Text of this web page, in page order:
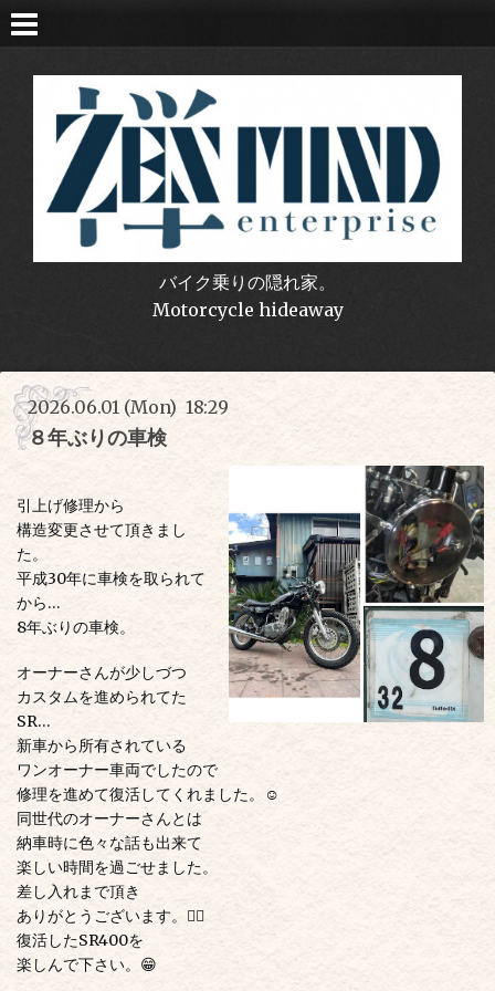
バイク乗りの隠れ家。
Motorcycle hideaway
2026.06.01 (Mon) 18:29
８年ぶりの車検
引上げ修理から
構造変更させて頂きまし
た。
平成30年に車検を取られて
から…
8年ぶりの車検。
オーナーさんが少しづつ
カスタムを進められてた
SR…
新車から所有されている
ワンオーナー車両でしたので
修理を進めて復活してくれました。☺️
同世代のオーナーさんとは
納車時に色々な話も出来て
楽しい時間を過ごせました。
差し入れまで頂き
ありがとうございます。🙇‍♂️
復活したSR400を
楽しんで下さい。😁